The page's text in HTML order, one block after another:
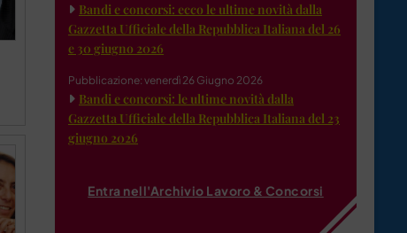
Bandi e concorsi: ecco le ultime novità dalla
Gazzetta Ufficiale della Repubblica Italiana del 26
e 30 giugno 2026
Pubblicazione: venerdì 26 Giugno 2026
Bandi e concorsi: le ultime novità dalla
Gazzetta Ufficiale della Repubblica Italiana del 23
giugno 2026
Entra nell'Archivio Lavoro & Concorsi